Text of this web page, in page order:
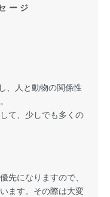
ージ
、人と動物の関係性
て、少しでも多くの
先になりますので、
ます。その際は大変